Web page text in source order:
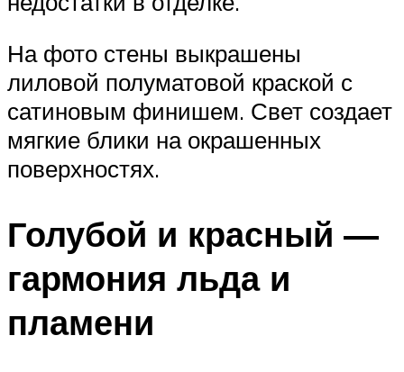
На фото стены выкрашены
лиловой полуматовой краской с
сатиновым финишем. Свет создает
мягкие блики на окрашенных
поверхностях.
Голубой и красный —
гармония льда и
пламени